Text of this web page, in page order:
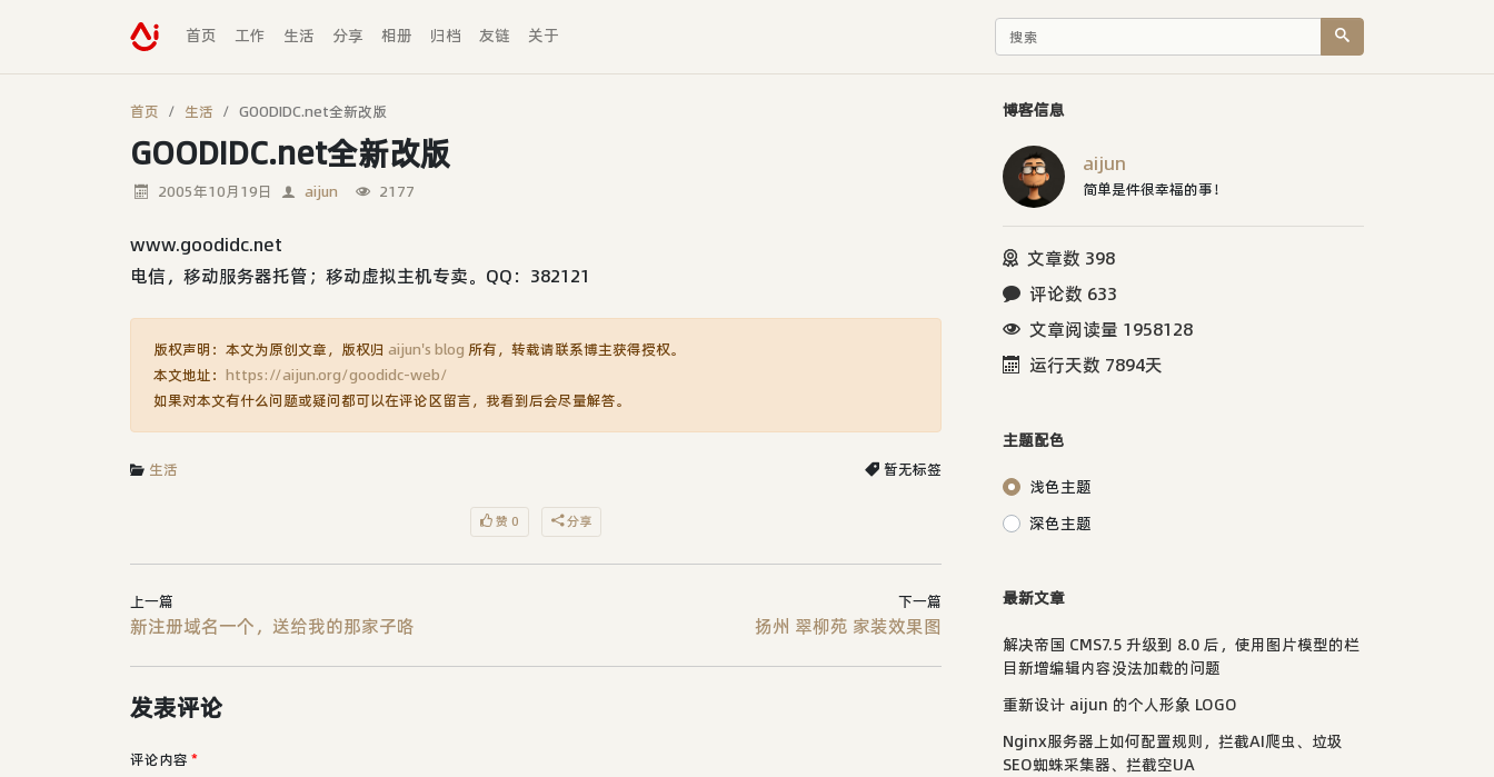
首页 工作 生活 分享 相册 归档 友链 关于
首页 生活 GOODIDC.net全新改版
GOODIDC.net全新改版
2005年10月19日 aijun 2177
www.goodidc.net
电信，移动服务器托管；移动虚拟主机专卖。QQ：382121
版权声明：本文为原创文章，版权归 aijun's blog 所有，转载请联系博主获得授权。
本文地址： https://aijun.org/goodidc-web/
如果对本文有什么问题或疑问都可以在评论区留言，我看到后会尽量解答。
生活 暂无标签
赞 0 分享
上一篇
新注册域名一个，送给我的那家子咯
下一篇
扬州 翠柳苑 家装效果图
发表评论
评论内容 *
博客信息
aijun
简单是件很幸福的事！
文章数 398
评论数 633
文章阅读量 1958128
运行天数 7894天
主题配色
浅色主题
深色主题
最新文章
解决帝国 CMS7.5 升级到 8.0 后，使用图片模型的栏
目新增编辑内容没法加载的问题
重新设计 aijun 的个人形象 LOGO
Nginx服务器上如何配置规则，拦截AI爬虫、垃圾
SEO蜘蛛采集器、拦截空UA